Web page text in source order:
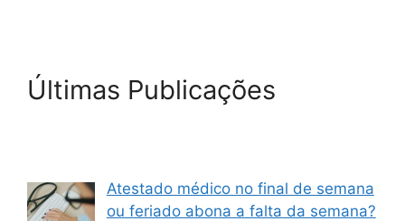
Últimas Publicações
Atestado médico no final de semana
ou feriado abona a falta da semana?